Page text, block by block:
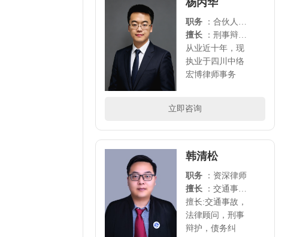
知识扎实、办事
认真负责、办案
经..
杨丙华
职务 ：合伙人律师
擅长 ：刑事辩护、法律顾问，房产纠纷、交通事故、债权 债务、合同纠纷、知识产权等领域的法律诉讼。
从业近十年，现
执业于四川中络
宏博律师事务
议，离婚纠纷，
事故、债权债
务、合同纠纷、
立即咨询
韩清松
职务 ：资深律师
擅长 ：交通事故，法律顾问，刑事辩护，债务纠纷，婚姻诉讼等领域
擅长:交通事故，
法律顾问，刑事
辩护，债务纠